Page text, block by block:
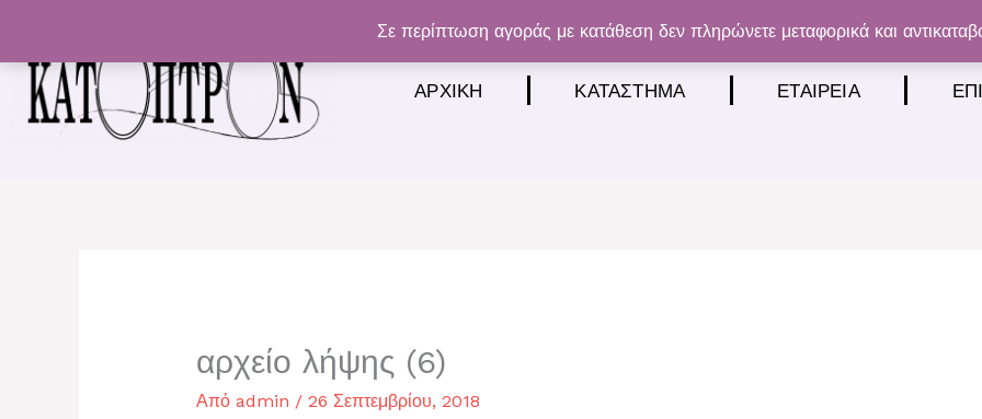
Σε περίπτωση αγοράς με κατάθεση δεν πληρώνετε μεταφορικά και
περιεχόμενο
ΑΡΧΙΚΉ ΚΑΤΆΣΤΗΜΑ ΕΤΑΙΡΕΊΑ
αρχείο λήψης (6)
Από admin / 26 Σεπτεμβρίου, 2018